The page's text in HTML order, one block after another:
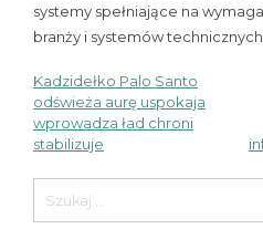
systemy spełniające na
branży i systemów technicznych.
Nawigacja
wpisu
Kadzidełko Palo Santo
odświeża aurę uspokaja
wprowadza ład chroni
stabilizuje
Szukaj: